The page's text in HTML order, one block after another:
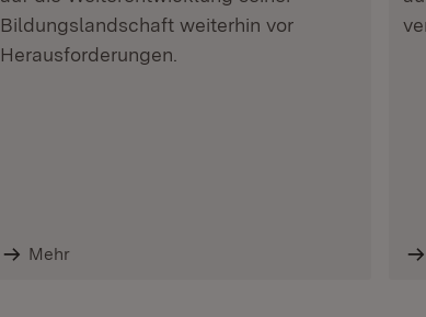
Bildungslandschaft weiterhin vor
Herausforderungen.
Mehr